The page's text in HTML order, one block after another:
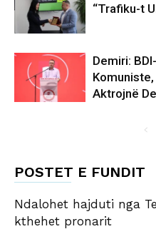
“Trafiku-t
Demiri:
Aktrojnë
POSTET E FUNDIT
Ndalohet hajduti nga
kthehet pronarit